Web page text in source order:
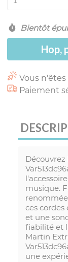
Bientôt
Hop,
Vous
Paiement
musique.
ces
et une
fiabilité et
Martin
une